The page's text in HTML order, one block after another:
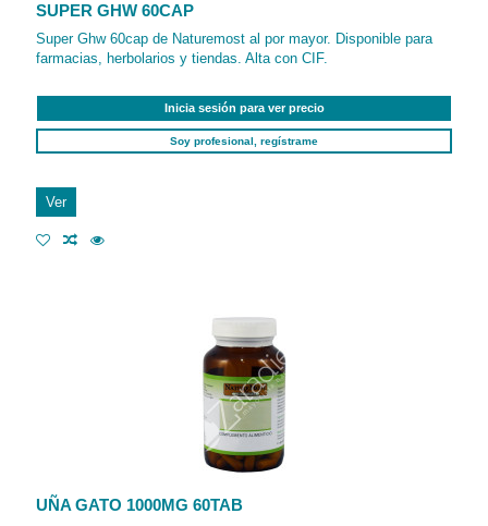
SUPER GHW 60CAP
Super Ghw 60cap de Naturemost al por mayor. Disponible para
farmacias, herbolarios y tiendas. Alta con CIF.
Inicia sesión para ver precio
Soy profesional, regístrame
Ver
UÑA GATO 1000MG 60TAB